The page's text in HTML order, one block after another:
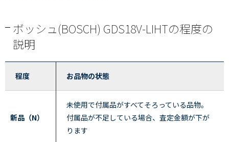
ボッシュ(BOSCH) GDS18V-LIHTの程度の
説明
程度 お品物の状態
新品（N）
未使用で付属品がすべてそろっている品物。
付属品が不足している場合、査定金額が下が
ります